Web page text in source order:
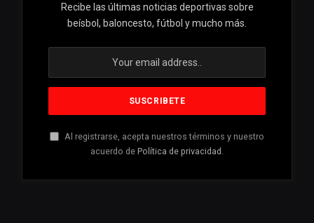
Recibe las últimas noticias deportivas sobre
beísbol, baloncesto, fútbol y mucho más.
Al registrarse, acepta nuestros términos y nuestro
acuerdo de Política de privacidad